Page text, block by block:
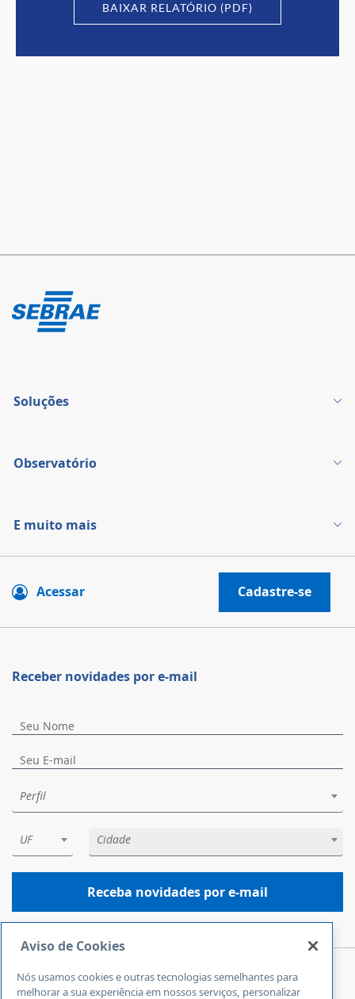
BAIXAR RELATÓRIO (PDF)
Soluções
Observatório
E muito mais
Acessar Cadastre-se
Central de Atendimento
Receber novidades por e-mail
Perfil
UF Cidade
Receba novidades por e-mail
Aviso de Cookies
Nós usamos cookies e outras tecnologias semelhantes para
melhorar a sua experiência em nossos serviços, personalizar